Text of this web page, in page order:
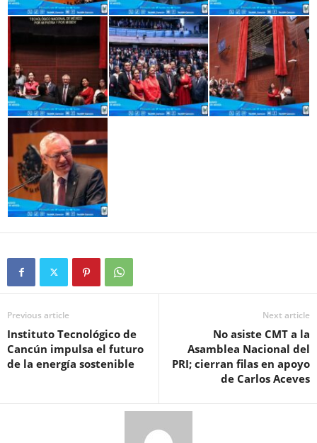
Previous article
Instituto Tecnológico de
Cancún impulsa el futuro
de la energía sostenible
Next article
No asiste CMT a la
Asamblea Nacional del
PRI; cierran filas en apoyo
de Carlos Aceves